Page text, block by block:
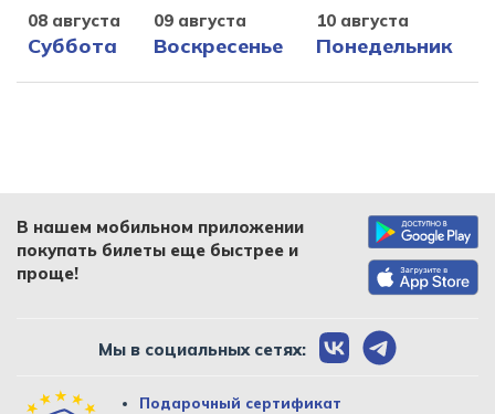
08 августа
Суббота
09 августа
Воскресенье
10 августа
Понедельник
В нашем мобильном приложении
покупать билеты еще быстрее и
проще!
Мы в социальных сетях:
Подарочный сертификат